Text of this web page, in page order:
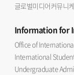
글로벌미디어커뮤니
Informationfor
Office of
International
Undergraduate